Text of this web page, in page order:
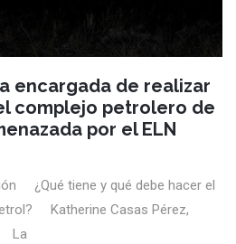
encargada de realizar
complejo petrolero de
por el ELN
¿Qué tiene y qué debe hacer el
Katherine Casas Pérez,
La